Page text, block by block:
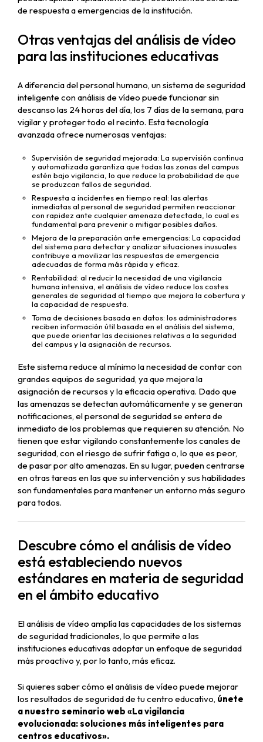
de respuesta a emergencias de la institución.
Otras ventajas del análisis de vídeo
para las instituciones educativas
A diferencia del personal humano, un sistema de seguridad
inteligente con análisis de vídeo puede funcionar sin
descanso las 24 horas del día, los 7 días de la semana, para
vigilar y proteger todo el recinto. Esta tecnología
avanzada ofrece numerosas ventajas:
Supervisión de seguridad mejorada: La supervisión continua
y automatizada garantiza que todas las zonas del campus
estén bajo vigilancia, lo que reduce la probabilidad de que
se produzcan fallos de seguridad.
Respuesta a incidentes en tiempo real: las alertas
inmediatas al personal de seguridad permiten reaccionar
con rapidez ante cualquier amenaza detectada, lo cual es
fundamental para prevenir o mitigar posibles daños.
Mejora de la preparación ante emergencias: La capacidad
del sistema para detectar y analizar situaciones inusuales
contribuye a movilizar las respuestas de emergencia
adecuadas de forma más rápida y eficaz.
Rentabilidad: al reducir la necesidad de una vigilancia
humana intensiva, el análisis de vídeo reduce los costes
generales de seguridad al tiempo que mejora la cobertura y
la capacidad de respuesta.
Toma de decisiones basada en datos: los administradores
reciben información útil basada en el análisis del sistema,
que puede orientar las decisiones relativas a la seguridad
del campus y la asignación de recursos.
Este sistema reduce al mínimo la necesidad de contar con
grandes equipos de seguridad, ya que mejora la
asignación de recursos y la eficacia operativa. Dado que
las amenazas se detectan automáticamente y se generan
notificaciones, el personal de seguridad se entera de
inmediato de los problemas que requieren su atención. No
tienen que estar vigilando constantemente los canales de
seguridad, con el riesgo de sufrir fatiga o, lo que es peor,
de pasar por alto amenazas. En su lugar, pueden centrarse
en otras tareas en las que su intervención y sus habilidades
son fundamentales para mantener un entorno más seguro
para todos.
Descubre cómo el análisis de vídeo
está estableciendo nuevos
estándares en materia de seguridad
en el ámbito educativo
El análisis de vídeo amplía las capacidades de los sistemas
de seguridad tradicionales, lo que permite a las
instituciones educativas adoptar un enfoque de seguridad
más proactivo y, por lo tanto, más eficaz.
Si quieres saber cómo el análisis de vídeo puede mejorar
los resultados de seguridad de tu centro educativo, únete
a nuestro seminario web «La vigilancia
evolucionada: soluciones más inteligentes para
centros educativos».